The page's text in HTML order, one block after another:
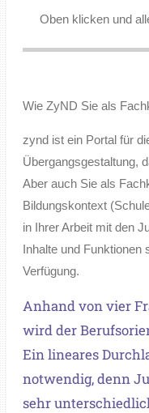
Oben klicken und
Wie ZyND Sie als
zynd ist ein Portal für
Übergangsgestaltung,
Aber auch Sie als
Bildungskontext
in Ihrer Arbeit mit den
Inhalte und Funktionen
Verfügung.
Anhand von vier
wird der
Ein lineares
notwendig, denn
sehr